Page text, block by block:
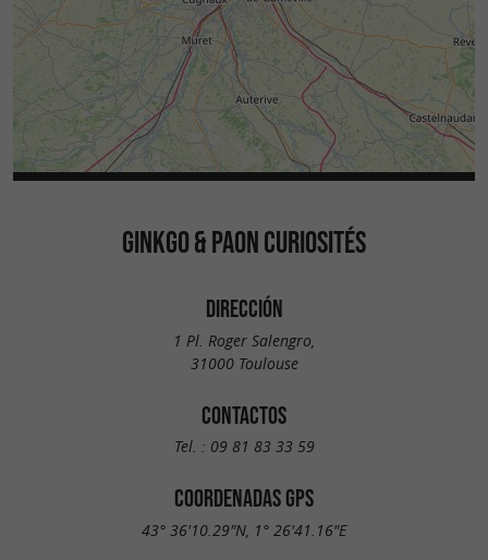
GINKGO & PAON CURIOSITÉS
DIRECCIÓN
1 Pl. Roger Salengro,
31000 Toulouse
CONTACTOS
Tel. : 09 81 83 33 59
COORDENADAS GPS
43° 36'10.29"N, 1° 26'41.16"E